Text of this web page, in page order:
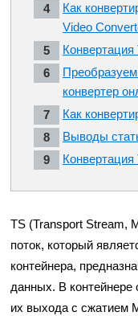
Как
Video
конвертер
Как
Выводы
TS (Transport Stream,
поток, который
контейнера,
данных. В контейнере
их выхода с сжатием